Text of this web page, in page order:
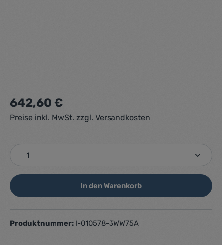
Regulärer Preis:
642,60 €
Preise inkl. MwSt. zzgl. Versandkosten
Produkt Anzahl: Gib den gewünschten Wert ein
In den Warenkorb
Produktnummer: I-010578-3WW75A